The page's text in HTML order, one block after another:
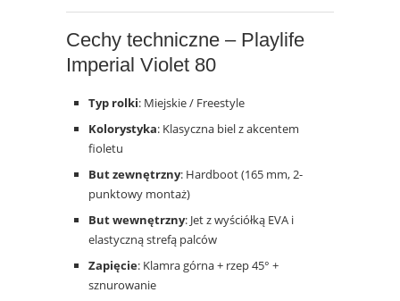
Cechy techniczne – Playlife
Imperial Violet 80
Typ rolki: Miejskie / Freestyle
Kolorystyka: Klasyczna biel z akcentem
fioletu
But zewnętrzny: Hardboot (165 mm, 2-
punktowy montaż)
But wewnętrzny: Jet z wyściółką EVA i
elastyczną strefą palców
Zapięcie: Klamra górna + rzep 45° +
sznurowanie